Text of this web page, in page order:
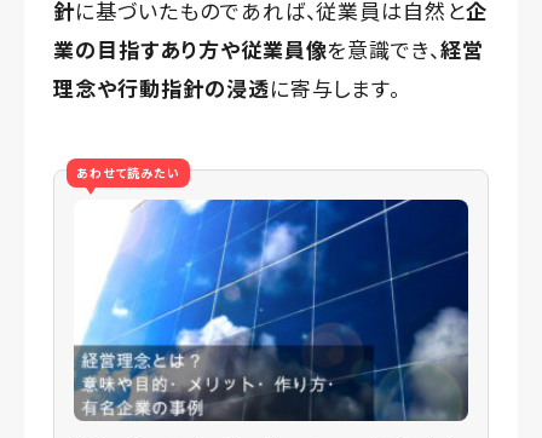
針に基づいたものであれば、従業員は自然と企
業の目指すあり方や従業員像を意識でき、経営
理念や行動指針の浸透に寄与します。
あわせて読みたい